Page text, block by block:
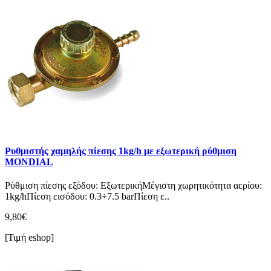
Ρυθμιστής χαμηλής πίεσης 1kg/h με εξωτερική ρύθμιση
MONDIAL
Ρύθμιση πίεσης εξόδου: ΕξωτερικήΜέγιστη χωρητικότητα αερίου:
1kg/hΠίεση εισόδου: 0.3÷7.5 barΠίεση ε..
9,80€
[Τιμή eshop]